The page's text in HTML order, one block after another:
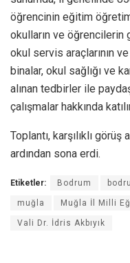
öğrencinin eğitim
okulların ve öğrencilerin
okul servis araçlarının
binalar, okul sağlığı ve
alınan tedbirler ile
çalışmalar hakkında
Toplantı, karşılıklı görüş
ardından sona erdi.
Etiketler: Bodrum
muğla Muğla İl Milli
Vali Dr. İdris Akbıyık